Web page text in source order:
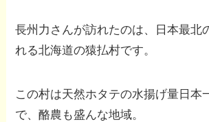
長州力さんが訪れたのは、日本最北
れる北海道の猿払村です。
この村は天然ホタテの水揚げ量日本
で、酪農も盛んな地域。